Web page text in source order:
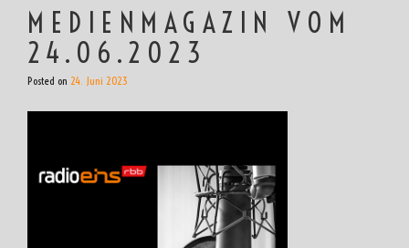
MEDIENMAGAZIN VOM
24.06.2023
Posted on 24. Juni 2023